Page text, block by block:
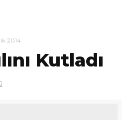
2014
Kutladı